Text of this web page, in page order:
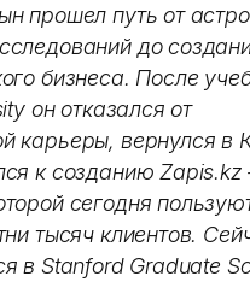
прошел путь от
до
бизнеса. После
он отказался от
карьеры, вернулся в
к созданию
сегодня
тысяч клиентов.
в Stanford Graduate